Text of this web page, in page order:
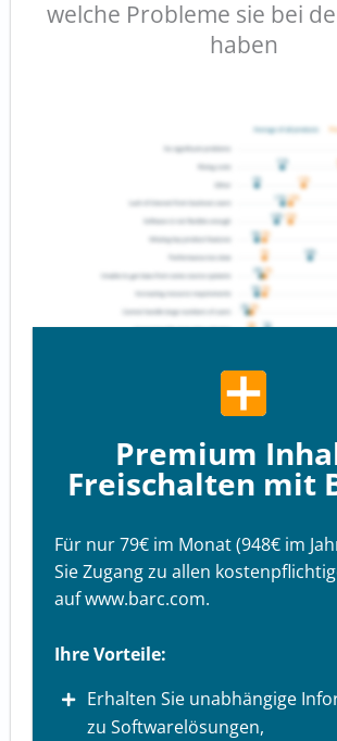
welche Probleme sie bei
haben
Premium
Freischalten mit
Für nur 79€ im Monat (948€ im
Sie Zugang zu allen
auf www.barc.com.
Ihre Vorteile:
Erhalten Sie unabhängige
zu Softwarelösungen,